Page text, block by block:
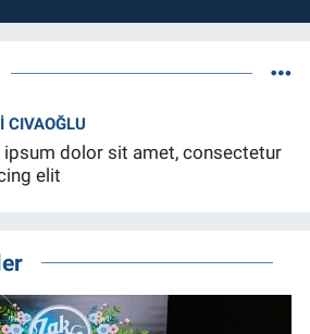
CIVAOĞLU
ipsum dolor sit amet, consectetur
elit